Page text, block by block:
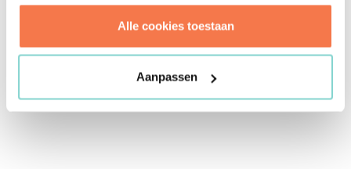
Alle cookies toestaan
Aanpassen
Breda, Philips Campus Shanghai. Maar ook in
projecten zoals de nieuwbouw van het
International Criminal Court in Den Haag. Peter
is een echte verbinder en daarmee van grote